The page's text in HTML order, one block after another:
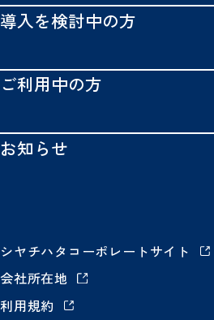
導入を検討中の方
ご利用中の方
お知らせ
シヤチハタコーポレートサイト
会社所在地
利用規約